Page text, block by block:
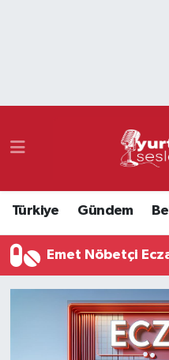
Türkiye Gündem
Emet Nöbetçi
Namaz Vakitleri
Süper Lig Puan
Tüm Manşetler
Son Dakika
Haber Arşivi